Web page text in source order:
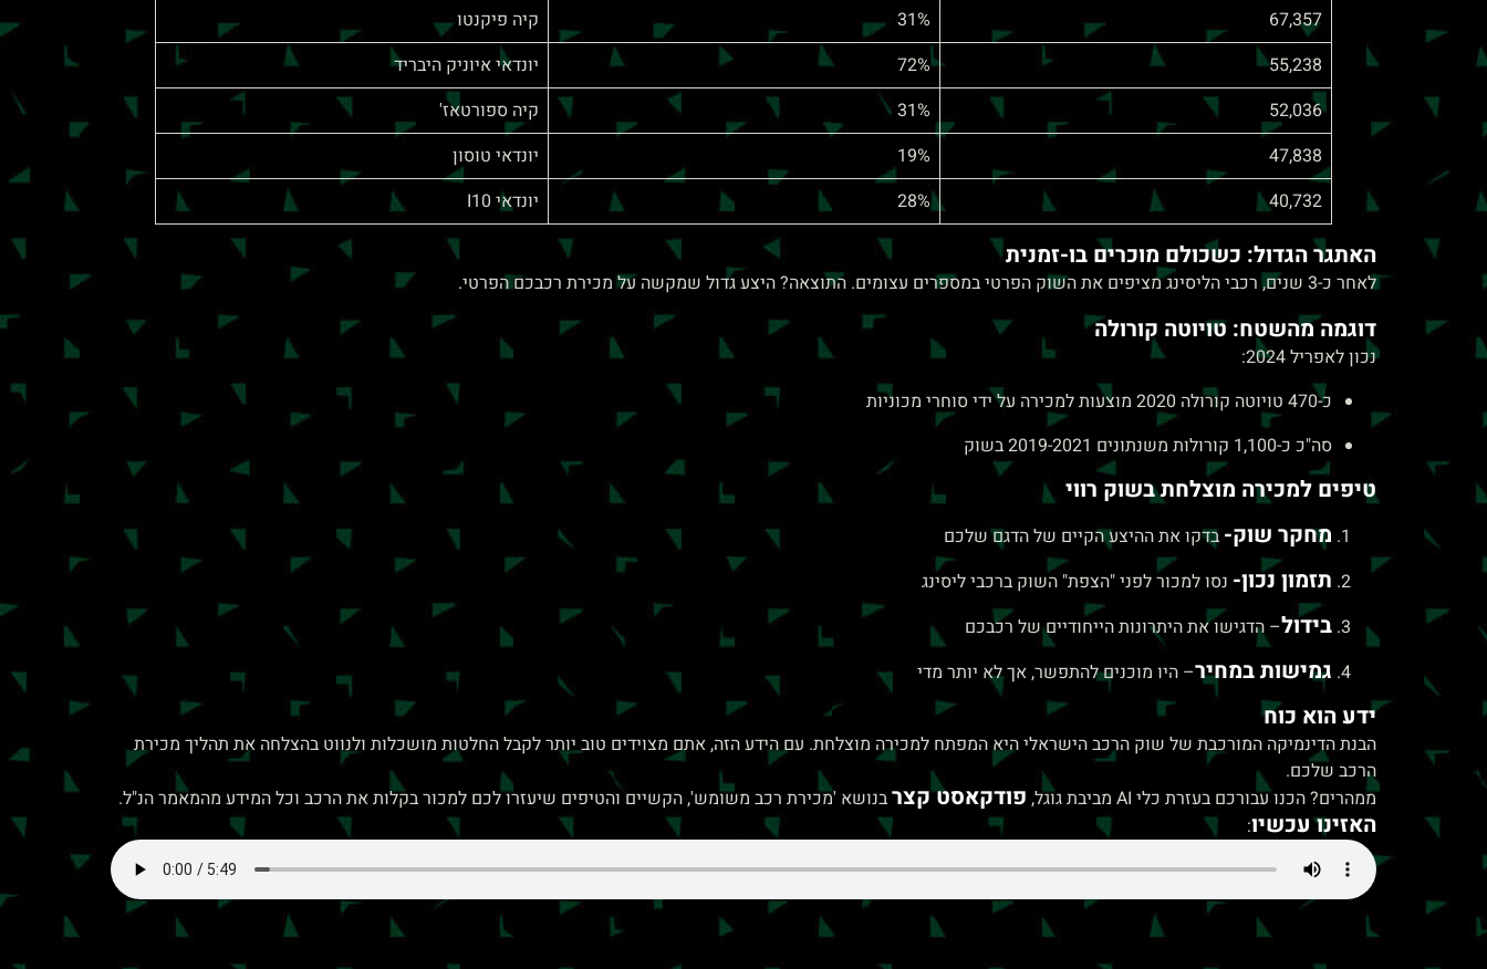
67,357
31%
קיה פיקנטו
55,238
72%
יונדאי איוניק היבריד
52,036
31%
קיה ספורטאז'
47,838
19%
יונדאי טוסון
40,732
28% יונדאי I10
האתגר הגדול: כשכולם מוכרים בו-זמנית
לאחר כ-3 שנים, רכבי הליסינג מציפים את השוק הפרטי במספרים עצומים. התוצאה? היצע גדול שמקשה על מכירת רכבכם הפרטי.
דוגמה מהשטח: טויוטה קורולה
נכון לאפריל 2024:
כ-470 טויוטה קורולה 2020 מוצעות למכירה על ידי סוחרי מכוניות
סה"כ כ-1,100 קורולות משנתונים 2019-2021 בשוק
טיפים למכירה מוצלחת בשוק רווי
מחקר שוק- בדקו את ההיצע הקיים של הדגם שלכם
תזמון נכון- נסו למכור לפני "הצפת" השוק ברכבי ליסינג
בידול– הדגישו את היתרונות הייחודיים של רכבכם
גמישות במחיר– היו מוכנים להתפשר, אך לא יותר מדי
ידע הוא כוח
הבנת הדינמיקה המורכבת של שוק הרכב הישראלי היא המפתח למכירה מוצלחת. עם הידע הזה, אתם מצוידים טוב יותר לקבל החלטות מושכלות ולנווט בהצלחה את תהליך מכירת
הרכב שלכם.
ממהרים? הכנו עבורכם בעזרת כלי AI מביבת גוגל,
פודקאסט קצרבנושא 'מכירת רכב משומש', הקשיים והטיפים שיעזרו לכם למכור בקלות את הרכב וכל המידע מהמאמר הנ"ל.
האזינו עכשיו: